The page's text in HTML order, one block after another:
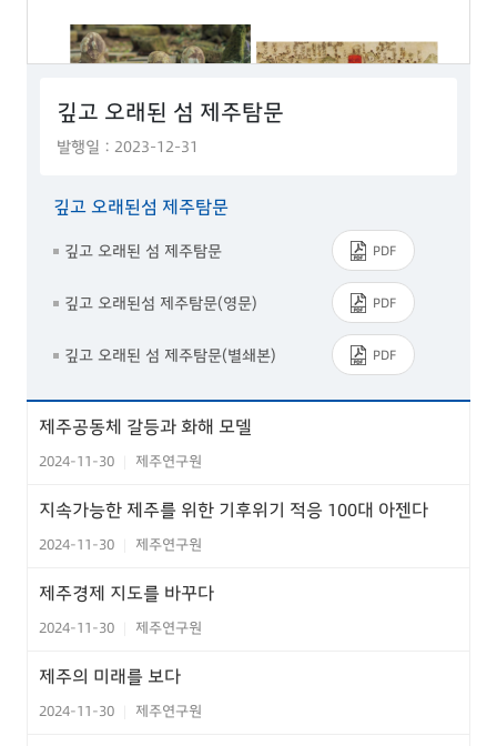
깊고 오래된 섬 제주탐문
발행일 : 2023-12-31
깊고 오래된섬 제주탐문
깊고 오래된 섬 제주탐문 PDF
깊고 오래된섬 제주탐문(영문) PDF
깊고 오래된 섬 제주탐문(별쇄본) PDF
제주공동체 갈등과 화해 모델
2024-11-30 제주연구원
지속가능한 제주를 위한 기후위기 적응 100대 아젠다
2024-11-30 제주연구원
제주경제 지도를 바꾸다
2024-11-30 제주연구원
제주의 미래를 보다
2024-11-30 제주연구원